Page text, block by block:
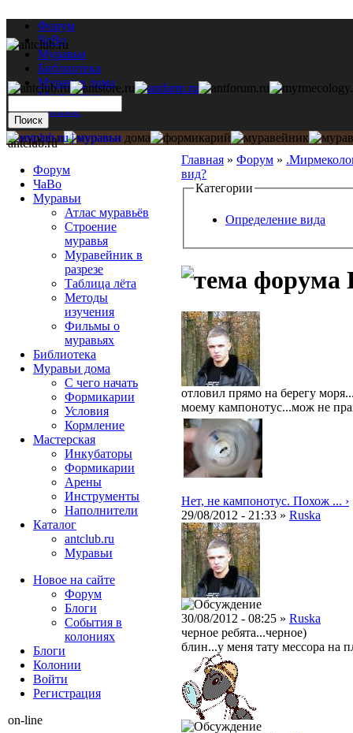
Форум
ЧаВо
Муравьи
Библиотека
Муравьи дома
Мастерская
Каталог
Главная » Форум »
вид?
Категории
Определение вида
отловил прямо на берегу
моему кампонотус...мож не
Нет, не кампонотус. Похож ... ›
29/08/2012 - 21:33 » Ruska
30/08/2012 - 08:25 » Ruska
черное ребята...черное)
блин...у меня тату мессора на
antclub.ru
Форум
ЧаВо
Муравьи
Атлас муравьёв
Строение
муравья
Муравейник в
разрезе
Таблица лёта
Методы
изучения
Фильмы о
муравьях
Библиотека
Муравьи дома
С чего начать
Формикарии
Условия
Кормление
Мастерская
Инкубаторы
Формикарии
Арены
Инструменты
Наполнители
Каталог
antclub.ru
Муравьи
Новое на сайте
Форум
Блоги
События в
колониях
Блоги
Колонии
Войти
Peгиcтpaция
on-line